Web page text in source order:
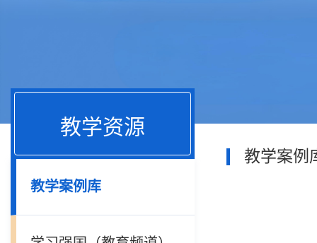
教学资源
教学案例库
教学案例